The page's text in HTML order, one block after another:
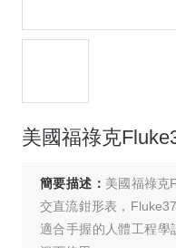
美國福祿克
簡要描述： 美國福祿克
交直流鉗形表，
適合手握的人體工程學